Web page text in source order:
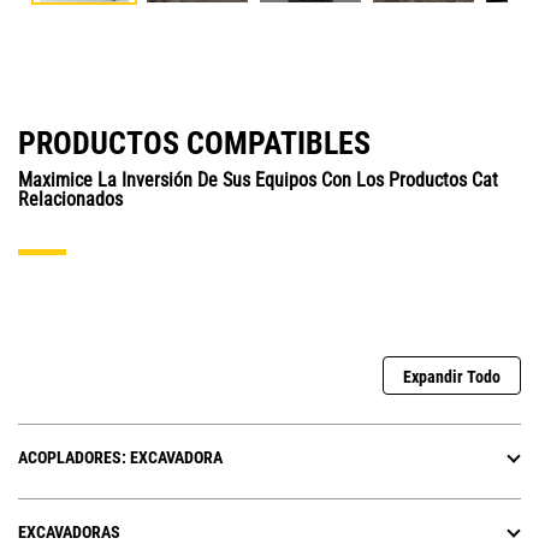
PRODUCTOS COMPATIBLES
Maximice La Inversión De Sus Equipos Con Los Productos Cat
Relacionados
Expandir Todo
ACOPLADORES: EXCAVADORA
EXCAVADORAS